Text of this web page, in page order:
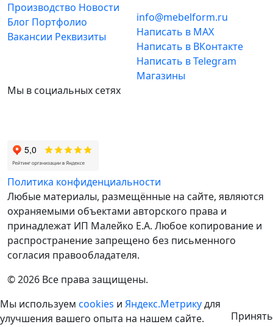
Производство Новости
Блог Портфолио
Вакансии Реквизиты
info@mebelform.ru
Написать в MAX
Написать в ВКонтакте
Написать в Telegram
Магазины
Мы в социальных сетях
Политика конфиденциальности
Любые материалы, размещённые на сайте, являются
охраняемыми объектами авторского права и
принадлежат ИП Малейко E.А. Любое копирование и
распространение запрещено без письменного
согласия правообладателя.
© 2026 Все права защищены.
Мы используем cookies и Яндекс.Метрикудля
улучшения вашего опыта на нашем сайте.
Принять